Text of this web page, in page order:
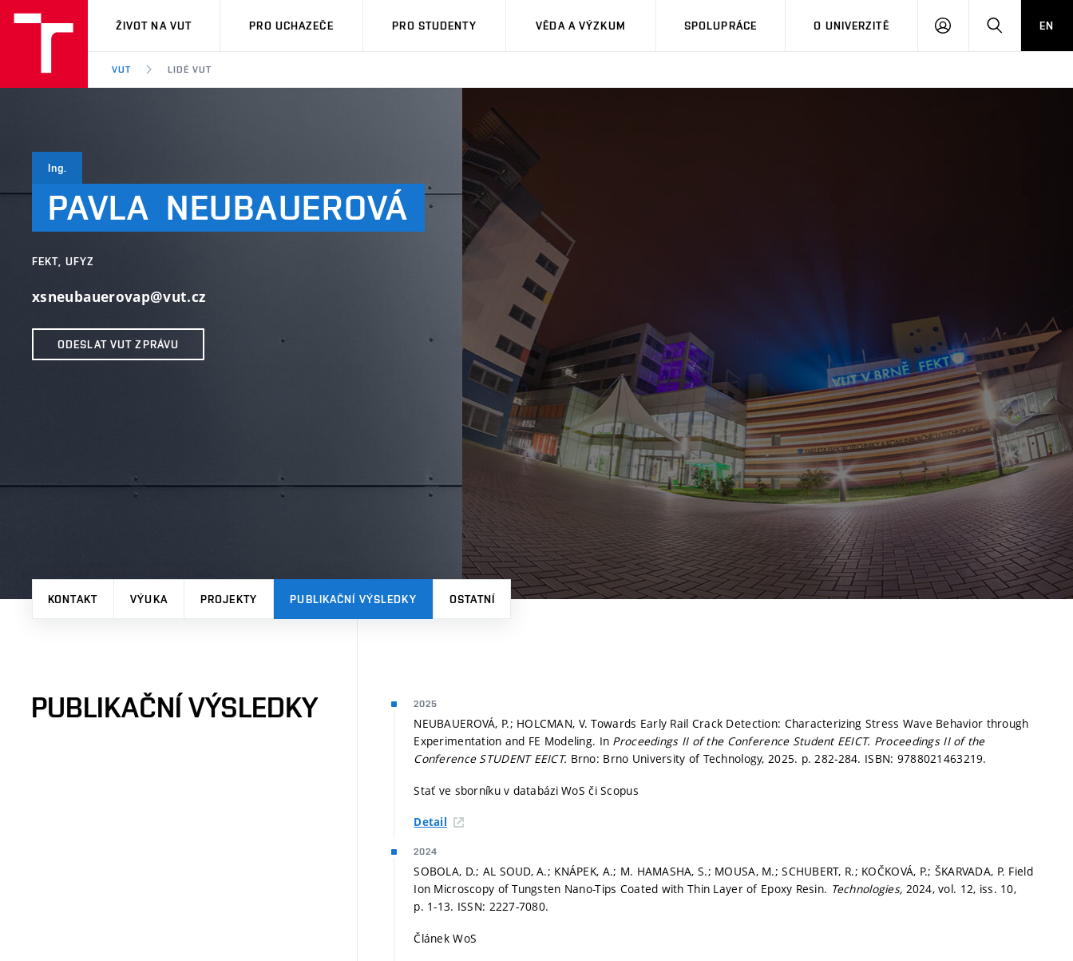
VUT
ŽIVOT NA VUT PRO UCHAZEČE PRO STUDENTY VĚDA A VÝZKUM SPOLUPRÁCE O UNIVERZITĚ
PŘIHLÁSIT HLEDATEN
VUT LIDÉ VUT
Ing.
PAVLA NEUBAUEROVÁ
FEKT, UFYZ
xsneubauerovap@vut.cz
ODESLAT VUT ZPRÁVU
KONTAKT VÝUKA PROJEKTY PUBLIKAČNÍ VÝSLEDKY OSTATNÍ
PUBLIKAČNÍ VÝSLEDKY 2025
NEUBAUEROVÁ, P.; HOLCMAN, V. Towards Early Rail Crack Detection: Characterizing Stress Wave Behavior through
Experimentation and FE Modeling. In Proceedings II of the Conference Student EEICT. Proceedings II of the
Conference STUDENT EEICT. Brno: Brno University of Technology, 2025. p. 282-284. ISBN: 9788021463219.
Stať ve sborníku v databázi WoS či Scopus
Detail
2024
SOBOLA, D.; AL SOUD, A.; KNÁPEK, A.; M. HAMASHA, S.; MOUSA, M.; SCHUBERT, R.; KOČKOVÁ, P.; ŠKARVADA, P. Field
Ion Microscopy of Tungsten Nano-Tips Coated with Thin Layer of Epoxy Resin. Technologies, 2024, vol. 12, iss. 10,
p. 1-13. ISSN: 2227-7080.
Článek WoS